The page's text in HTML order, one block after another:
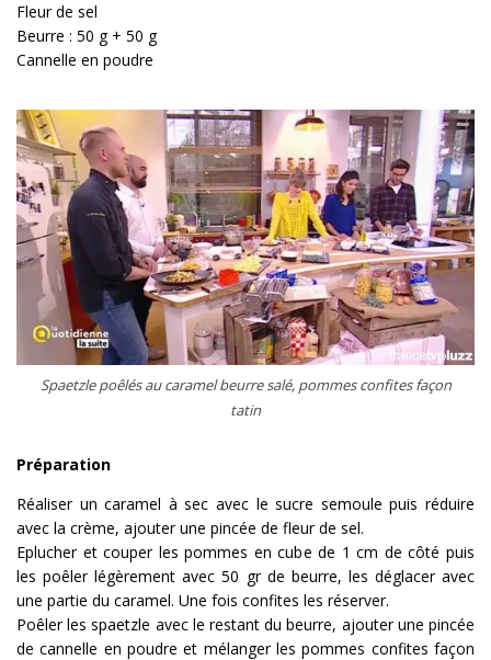
Fleur de sel
Beurre : 50 g + 50 g
Cannelle en poudre
Spaetzle poêlés au caramel beurre salé, pommes confites façon
tatin
Préparation
Réaliser un caramel à sec avec le sucre semoule puis réduire
avec la crème, ajouter une pincée de fleur de sel.
Eplucher et couper les pommes en cube de 1 cm de côté puis
les poêler légèrement avec 50 gr de beurre, les déglacer avec
une partie du caramel. Une fois confites les réserver.
Poêler les spaetzle avec le restant du beurre, ajouter une pincée
de cannelle en poudre et mélanger les pommes confites façon